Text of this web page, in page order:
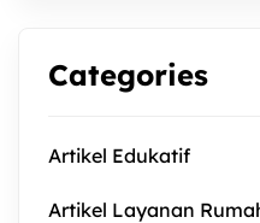
Categories
Artikel Edukatif
Artikel Layanan